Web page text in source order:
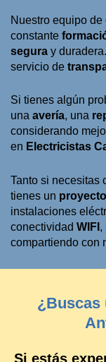
Nuestro equipo de
constante
segura y
servicio de
Si tienes algún
una avería, una
considerando
en Electricistas
Tanto si necesitas
tienes un
instalaciones
conectividad WIFI ,
compartiendo con
¿Buscas
Si estás